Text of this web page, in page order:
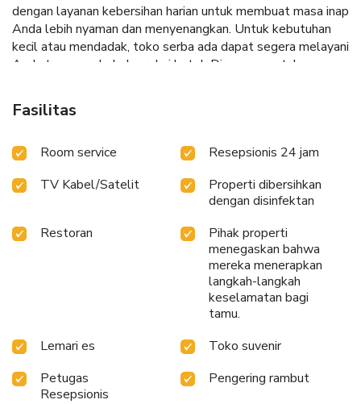
dengan layanan kebersihan harian untuk membuat masa inap
Anda lebih nyaman dan menyenangkan. Untuk kebutuhan
kecil atau mendadak, toko serba ada dapat segera melayani
Anda tanpa perlu keluar dari hotel. Dirancang untuk
menjamin tidur malam yang tenang sambil tetap menjaga
tingkat kenyamanan. Untuk masa inap yang lebih
layanan linen, tirai anti cahaya, dan AC. Untuk kamar-kamar
dalam kamar seperti televisi dan TV kabel sebagai bagian
dari masa inap mereka. Tenang saja, kebutuhan hidrasi Anda
akan terpenuhi, karena beberapa kamar dilengkapi dengan
kulkas, air minum kemasan, pembuat kopi atau teh, kopi
instan, dan teh instan. Jakarta Airport Hotel menyediakan
pengering rambut, perlengkapan mandi, dan jubah mandi di
kamar mandi pada akomodasi tertentu. Setiap pagi di
Jakarta Airport Hotel, sarapan rumahan yang lezat akan
Fasilitas
Room service
Resepsionis 24 jam
TV Kabel/Satelit
Properti dibersihkan
dengan disinfektan
Restoran
Pihak properti
menegaskan bahwa
mereka menerapkan
langkah-langkah
keselamatan bagi
tamu.
Lemari es
Toko suvenir
Petugas
Resepsionis
Pengering rambut